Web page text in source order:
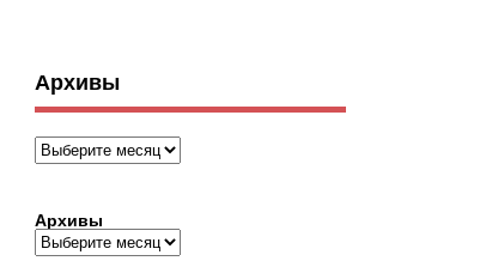
Архивы
Архивы
Архивы